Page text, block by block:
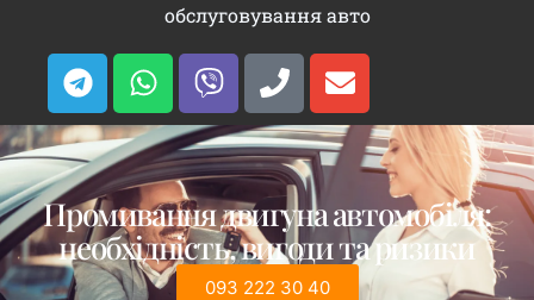
обслуговування авто
Промивання двигуна автомобіля:
необхідність, вигоди та ризики
093 222 30 40